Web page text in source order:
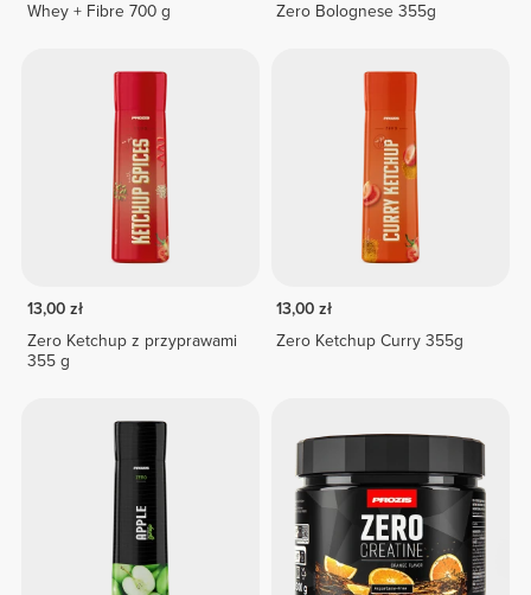
Whey + Fibre 700 g
Zero Bolognese 355g
13,00 zł
Zero Ketchup z przyprawami
355 g
13,00 zł
Zero Ketchup Curry 355g